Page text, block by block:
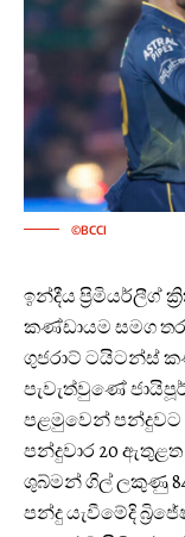
©BCCI
ඉන්දීය ප්‍රිමියර්ලීග්
කණ්ඩායම සමග
ගුජරාට් ටයිටන්ස්
පැවැත්වුණේ
පළමුවෙන් පන්දුවට
පන්දුවාර 20 ඇතුළත
ශුබ්මන් ගිල් ලකුණු
පන්දු යැවීමේදි